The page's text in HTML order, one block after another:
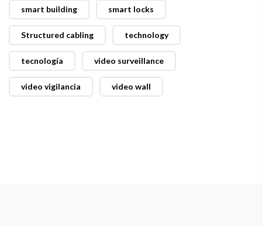
smart building smart locks
Structured cabling technology
tecnología video surveillance
video vigilancia video wall